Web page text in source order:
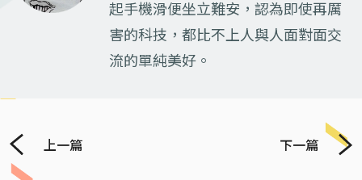
起手機滑便坐立難安，認為即使再厲
害的科技，都比不上人與人面對面交
流的單純美好。
上一篇 下一篇